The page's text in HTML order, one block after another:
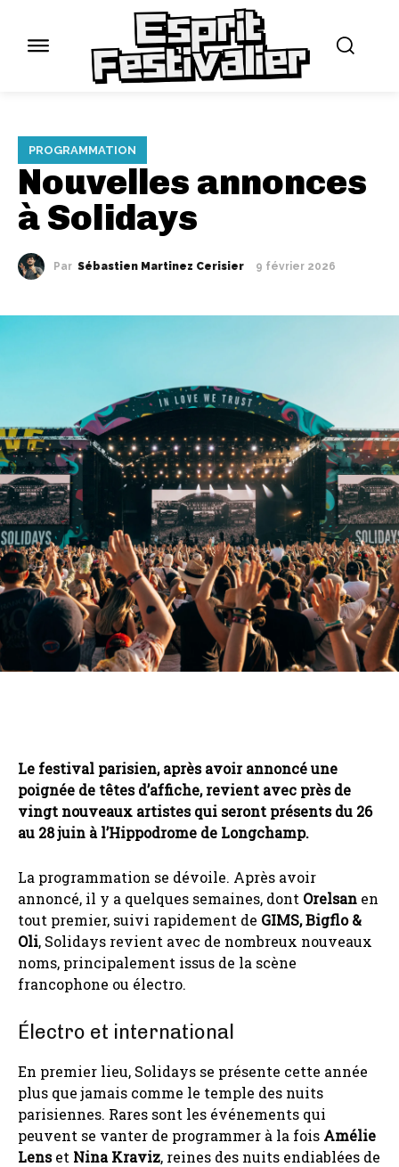
PROGRAMMATION
Nouvelles annonces
à Solidays
Par Sébastien Martinez Cerisier 9 février 2026
Le festival parisien, après avoir annoncé une
poignée de têtes d’affiche, revient avec près de
vingt nouveaux artistes qui seront présents du 26
au 28 juin à l’Hippodrome de Longchamp.
La programmation se dévoile. Après avoir
annoncé, il y a quelques semaines, dont Orelsan en
tout premier, suivi rapidement de GIMS, Bigflo &
Oli, Solidays revient avec de nombreux nouveaux
noms, principalement issus de la scène
francophone ou électro.
Électro et international
En premier lieu, Solidays se présente cette année
plus que jamais comme le temple des nuits
parisiennes. Rares sont les événements qui
peuvent se vanter de programmer à la fois Amélie
Lenset Nina Kraviz, reines des nuits endiablées de